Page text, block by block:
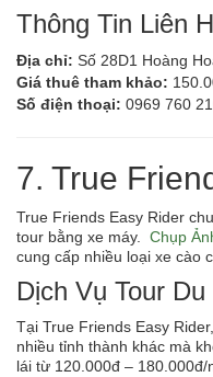
Thông Tin Liên
Địa chỉ: Số 28D1 Hoàng
Giá thuê tham khảo:
Số điện thoại: 0969 760
7. True
True Friends Easy Rider
tour bằng xe máy.
Chụp
cung cấp nhiều loại xe cào
Dịch Vụ Tour Du
Tại True Friends Easy
nhiều tỉnh thành khác mà
lái từ 120.000đ – 180.000đ/